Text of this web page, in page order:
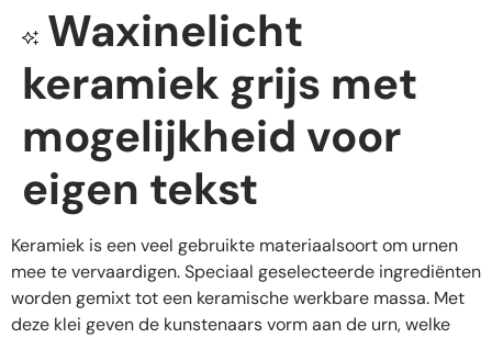
Waxinelicht
keramiek grijs met
mogelijkheid voor
eigen tekst
Keramiek is een veel gebruikte materiaalsoort om urnen
mee te vervaardigen. Speciaal geselecteerde ingrediënten
worden gemixt tot een keramische werkbare massa. Met
deze klei geven de kunstenaars vorm aan de urn, welke